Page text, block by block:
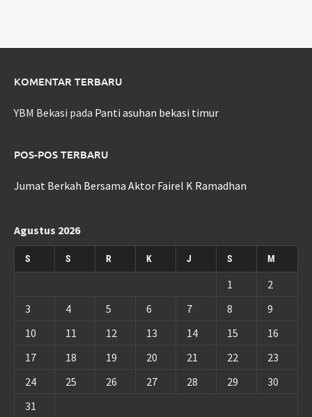
KOMENTAR TERBARU
YBM Bekasi pada Panti asuhan bekasi timur
POS-POS TERBARU
Jumat Berkah Bersama Aktor Fairel K Ramadhan
Agustus 2026
S S R K J S M
1
2
3
4 5 6 7 8
9
10
11 12 13 14 15
16
17
18 19 20 21 22
23
24
25 26 27 28 29
30
31